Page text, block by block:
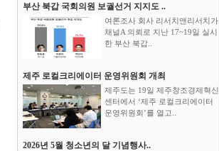
부산 북갑 국회의원 보궐선거 지지도 ..
여론조사 회사 리서치앤리서치가
채널A 의뢰로 지난 17~19일 실시
한 부산 북갑..
제주 로컬크리에이터 운영위원회 개최
제주도는 19일 제주창조경제혁신
센터에서 ‘제주 로컬크리에이터
운영위원회’를 열고..
2026년 5월 청소년의 달 기념행사..